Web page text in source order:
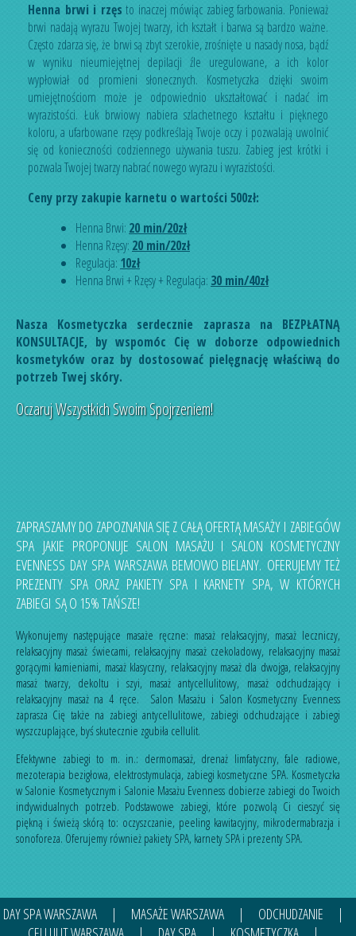
Henna brwi i rzęs to inaczej mówiąc zabieg farbowania. Ponieważ
brwi nadają wyrazu Twojej twarzy, ich kształt i barwa są bardzo ważne.
Często zdarza się, że brwi są zbyt szerokie, zrośnięte u nasady nosa, bądź
w wyniku nieumiejętnej depilacji źle uregulowane, a ich kolor
wypłowiał od promieni słonecznych. Kosmetyczka dzięki swoim
umiejętnościom może je odpowiednio ukształtować i nadać im
wyrazistości. Łuk brwiowy nabiera szlachetnego kształtu i pięknego
koloru, a ufarbowane rzęsy podkreślają Twoje oczy i pozwalają uwolnić
się od konieczności codziennego używania tuszu. Zabieg jest krótki i
pozwala Twojej twarzy nabrać nowego wyrazu i wyrazistości.
Ceny przy zakupie karnetu o wartości 500zł:
Henna Brwi: 20 min/20zł
Henna Rzęsy: 20 min/20zł
Regulacja: 10zł
Henna Brwi + Rzęsy + Regulacja: 30 min/40zł
Nasza Kosmetyczka serdecznie zaprasza na BEZPŁATNĄ
KONSULTACJE, by wspomóc Cię w doborze odpowiednich
kosmetyków oraz by dostosować pielęgnację właściwą do
potrzeb Twej skóry.
Oczaruj Wszystkich Swoim Spojrzeniem!
ZAPRASZAMY DO ZAPOZNANIA SIĘ Z CAŁĄ OFERTĄ MASAŻY I ZABIEGÓW
SPA JAKIE PROPONUJE SALON MASAŻU I SALON KOSMETYCZNY
EVENNESS DAY SPA WARSZAWA BEMOWO BIELANY. OFERUJEMY TEŻ
PREZENTY SPA ORAZ PAKIETY SPA I KARNETY SPA, W KTÓRYCH
ZABIEGI SĄ O 15% TAŃSZE!
Wykonujemy następujące masaże ręczne: masaż relaksacyjny, masaż leczniczy,
relaksacyjny masaż świecami, relaksacyjny masaż czekoladowy, relaksacyjny masaż
gorącymi kamieniami, masaż klasyczny, relaksacyjny masaż dla dwojga, relaksacyjny
masaż twarzy, dekoltu i szyi, masaż antycellulitowy, masaż odchudzającyi
relaksacyjny masaż na 4 ręce. Salon Masażu i Salon Kosmetyczny Evenness
zaprasza Cię także na zabiegi antycellulitowe, zabiegi odchudzające i zabiegi
wyszczuplające, byś skutecznie zgubiła cellulit.
Efektywne zabiegi to m. in.: dermomasaż, drenaż limfatyczny,fale radiowe,
mezoterapia bezigłowa, elektrostymulacja, zabiegi kosmetyczne SPA. Kosmetyczka
w Salonie Kosmetycznym i Salonie Masażu Evenness dobierze zabiegi do Twoich
indywidualnych potrzeb. Podstawowe zabiegi, które pozwolą Ci cieszyć się
piękną i świeżą skórą to: oczyszczanie, peeling kawitacyjny, mikrodermabrazja i
sonoforeza. Oferujemy również pakiety SPA, karnety SPA i prezenty SPA.
DAY SPA WARSZAWA | MASAŻE WARSZAWA | ODCHUDZANIE
|